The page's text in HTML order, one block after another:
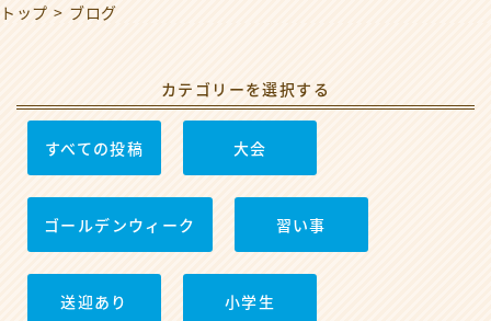
トップ ブログ
カテゴリーを選択する
すべての投稿 大会
ゴールデンウィーク 習い事
送迎あり 小学生